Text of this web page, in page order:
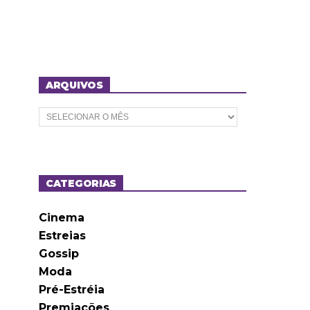
ARQUIVOS
A
r
o
sCATEGORIAS
Cinema
Estreias
Gossip
Moda
Pré-Estréia